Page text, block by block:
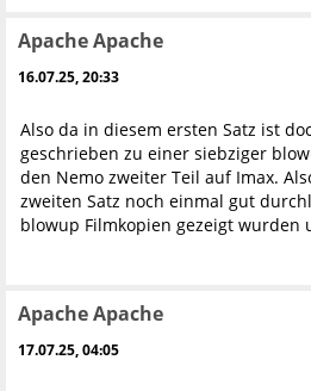
Apache Apache
16.07.25, 20:33
Also da in diesem ersten Satz ist
geschrieben zu einer siebziger
den Nemo zweiter Teil auf Imax.
zweiten Satz noch einmal gut
blowup Filmkopien gezeigt wurden
Apache Apache
17.07.25, 04:05